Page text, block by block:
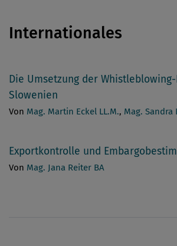
Internationales
Die Umsetzung der
Slowenien
Von Mag. Martin Eckel LL.M., Mag.
Exportkontrolle und
Von Mag. Jana Reiter BA